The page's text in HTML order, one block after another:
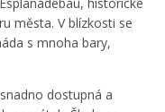
města. V blízkosti se
s mnoha bary,
dostupná a